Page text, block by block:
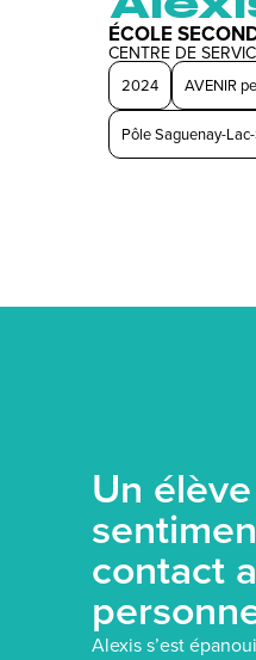
ÉCOLE
CENTRE DE
2024 AVENIR
Pôle Saguenay-
Un
contact
Alexis s’est